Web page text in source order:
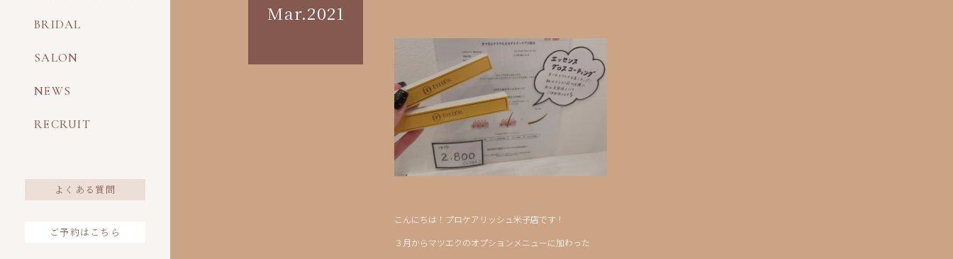
BRIDAL
SALON
NEWS
RECRUIT
よくある質問
ご予約はこちら
Mar.2021
こんにちは！プロケアリッシュ米子店です！
３月からマツエクのオプションメニューに加わった